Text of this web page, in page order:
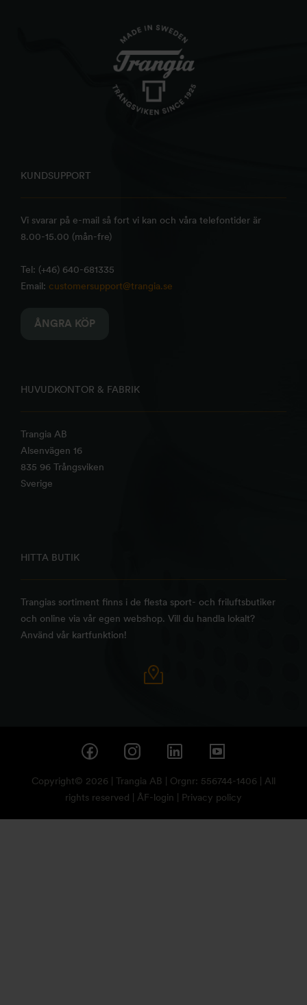
KUNDSUPPORT
Vi svarar på e-mail så fort vi kan och våra telefontider är
8.00-15.00 (mån-fre)
Tel: (+46) 640-681335
Email: customersupport@trangia.se
ÅNGRA KÖP
HUVUDKONTOR & FABRIK
Trangia AB
Alsenvägen 16
835 96 Trångsviken
Sverige
HITTA BUTIK
Trangias sortiment finns i de flesta sport- och friluftsbutiker
och online via vår egen webshop. Vill du handla lokalt?
Använd vår kartfunktion!
Copyright© 2026 | Trangia AB | Orgnr: 556744-1406 | All
rights reserved | ÅF-login Privacy policy